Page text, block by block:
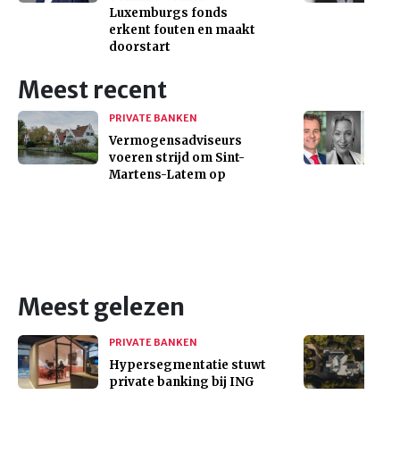
Luxemburgs fonds
erkent fouten en maakt
doorstart
Meest recent
PRIVATE BANKEN
Vermogensadviseurs
voeren strijd om Sint-
Martens-Latem op
Meest gelezen
PRIVATE BANKEN
Hypersegmentatie stuwt
private banking bij ING